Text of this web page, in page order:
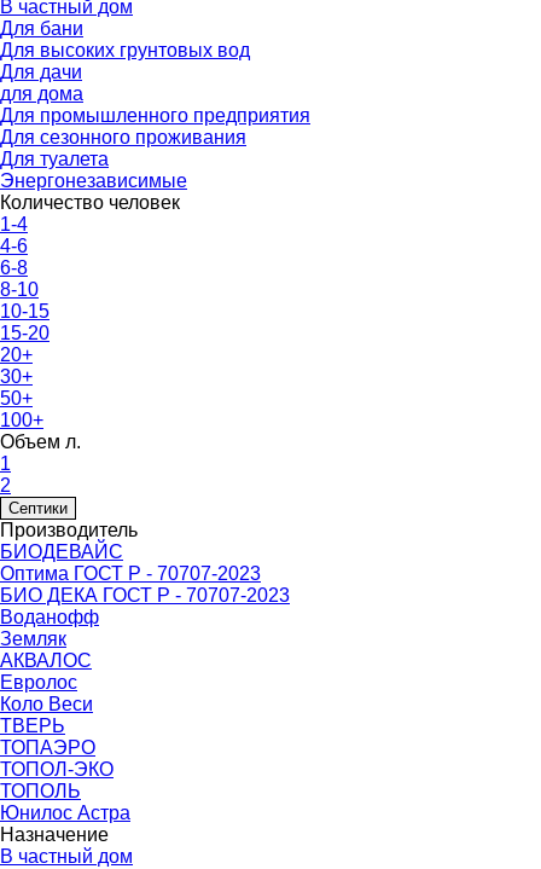
В частный дом
Для бани
Для высоких грунтовых вод
Для дачи
для дома
Для промышленного предприятия
Для сезонного проживания
Для туалета
Энергонезависимые
Количество человек
1-4
4-6
6-8
8-10
10-15
15-20
20+
30+
50+
100+
Объем л.
1
2
Септики
Производитель
БИОДЕВАЙС
Оптима ГОСТ Р - 70707-2023
БИО ДЕКА ГОСТ Р - 70707-2023
Воданофф
Земляк
АКВАЛОС
Евролос
Коло Веси
ТВЕРЬ
ТОПАЭРО
ТОПОЛ-ЭКО
ТОПОЛЬ
Юнилос Астра
Назначение
В частный дом